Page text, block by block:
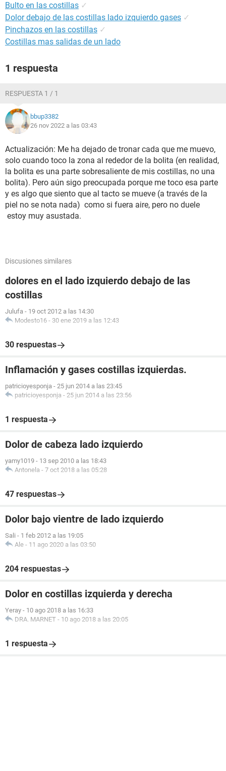
en vez de mejorar empeoré y ahora me truena cada que me
muevo.
Me gustaría saber si eso es síntoma de urgencia o es algo
Bulto en las costillas ✓
Dolor debajo de las costillas lado izquierdo gases ✓
Pinchazos en las costillas ✓
Costillas mas salidas de un lado
1 respuesta
RESPUESTA 1 / 1
bbup3382
26 nov 2022 a las 03:43
Actualización: Me ha dejado de tronar cada que me muevo,
solo cuando toco la zona al rededor de la bolita (en realidad,
la bolita es una parte sobresaliente de mis costillas, no una
bolita). Pero aún sigo preocupada porque me toco esa parte
y es algo que siento que al tacto se mueve (a través de la
piel no se nota nada) como si fuera aire, pero no duele
estoy muy asustada.
Discusiones similares
dolores en el lado izquierdo debajo de las
costillas
Julufa - 19 oct 2012 a las 14:30
Modesto16 - 30 ene 2019 a las 12:43
30 respuestas
Inflamación y gases costillas izquierdas.
patricioyesponja - 25 jun 2014 a las 23:45
patricioyesponja - 25 jun 2014 a las 23:56
1 respuesta
Dolor de cabeza lado izquierdo
yamy1019 - 13 sep 2010 a las 18:43
Antonela - 7 oct 2018 a las 05:28
47 respuestas
Dolor bajo vientre de lado izquierdo
Sali - 1 feb 2012 a las 19:05
Ale - 11 ago 2020 a las 03:50
204 respuestas
Dolor en costillas izquierda y derecha
Yeray - 10 ago 2018 a las 16:33
DRA. MARNET - 10 ago 2018 a las 20:05
1 respuesta